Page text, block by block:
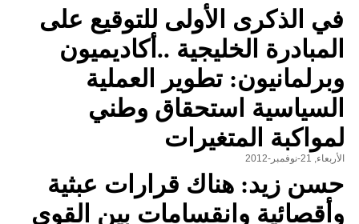
في الذكرى الأولى للتوقيع على
المبادرة الخليجية ..أكاديميون
وبرلمانيون: تطوير العملية
السياسية استحقاق وطني
لمواكبة المتغيرات
الأربعاء, 21-نوفمبر-2012
حسن زيد: هناك قرارات عبثية
وأقصائية وانقسامات بين القوى